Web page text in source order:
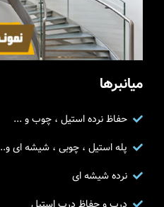
میانبرها
حفاظ نرده استیل ، چوب و ...
پله استیل ، چوبی ، شیشه ای و..
نرده شیشه ای